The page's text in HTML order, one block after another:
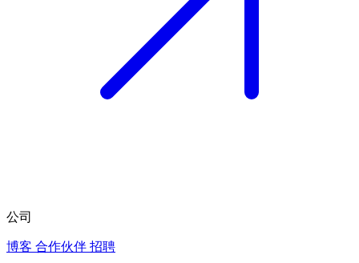
公司
博客 合作伙伴 招聘